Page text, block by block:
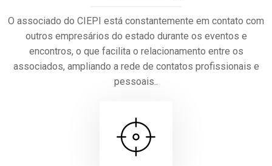
O associado do CIEPI está constantemente em contato com
outros empresários do estado durante os eventos e
encontros, o que facilita o relacionamento entre os
associados, ampliando a rede de contatos profissionais e
pessoais..